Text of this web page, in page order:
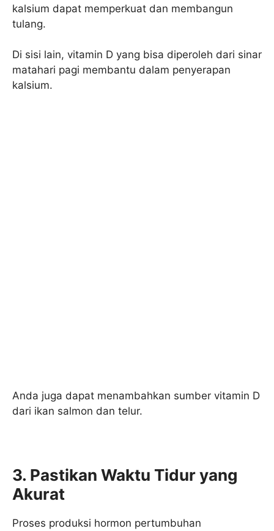
kalsium dapat memperkuat dan membangun
tulang.
Di sisi lain, vitamin D yang bisa diperoleh dari sinar
matahari pagi membantu dalam penyerapan
kalsium.
Anda juga dapat menambahkan sumber vitamin D
dari ikan salmon dan telur.
3. Pastikan Waktu Tidur yang
Akurat
Proses produksi hormon pertumbuhan